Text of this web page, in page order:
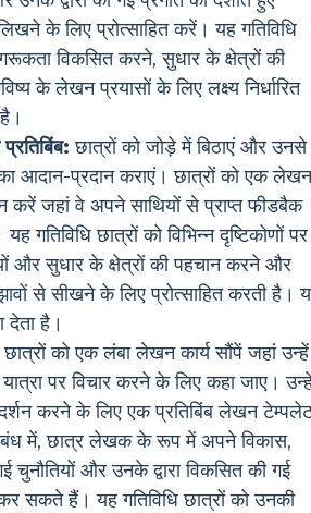
लिखने के लिए प्रोत्साहित करें। यह गतिविधि
विकसित करने, सुधार के क्षेत्रों की
के लेखन प्रयासों के लिए लक्ष्य निर्धारित
छात्रों को जोड़े में बिठाएं और उनसे
आदान-प्रदान कराएं। छात्रों को एक लेखन
करें जहां वे अपने साथियों से प्राप्त फीडबैक
गतिविधि छात्रों को विभिन्न दृष्टिकोणों पर
और सुधार के क्षेत्रों की पहचान करने और
से सीखने के लिए प्रोत्साहित करती है।
देता है।
छात्रों को एक लंबा लेखन कार्य सौंपें जहां उन्हें
पर विचार करने के लिए कहा जाए।
करने के लिए एक प्रतिबिंब लेखन
में, छात्र लेखक के रूप में अपने विकास,
चुनौतियों और उनके द्वारा विकसित की गई
कर सकते हैं। यह गतिविधि छात्रों को उनकी